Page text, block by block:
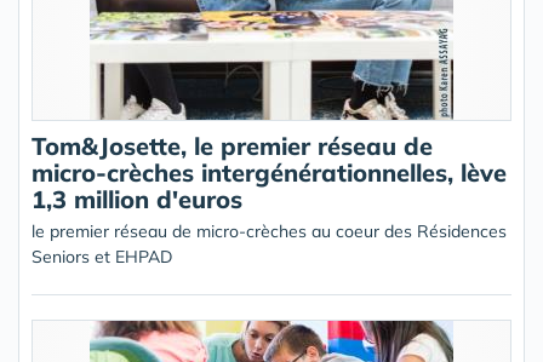
Tom&Josette, le premier réseau de
micro-crèches intergénérationnelles, lève
1,3 million d'euros
le premier réseau de micro-crèches au coeur des Résidences
Seniors et EHPAD